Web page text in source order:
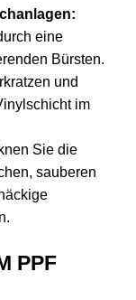
eine
Bürsten.
und
im
Sie die
sauberen
PPF